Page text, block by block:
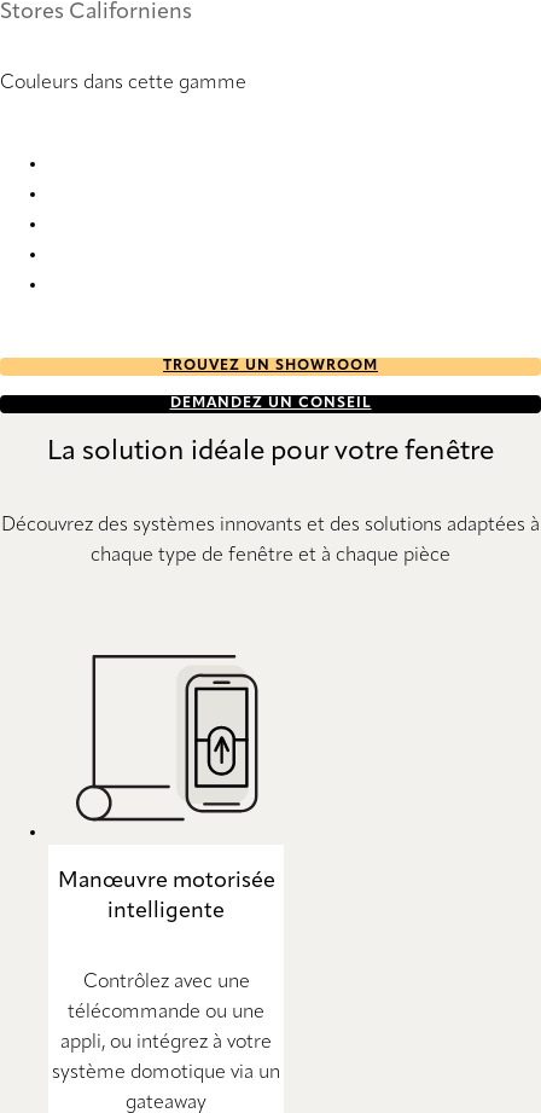
Stores Californiens
Couleurs dans cette gamme
TROUVEZ UN SHOWROOM
DEMANDEZ UN CONSEIL
La solution idéale pour votre fenêtre
Découvrez des systèmes innovants et des solutions adaptées à
chaque type de fenêtre et à chaque pièce
Manœuvre motorisée
intelligente
Contrôlez avec une
télécommande ou une
appli, ou intégrez à votre
système domotique via un
gateaway